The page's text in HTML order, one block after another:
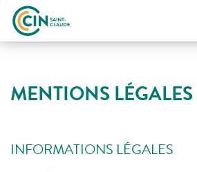
MENTIONS LÉGALES
INFORMATIONS LÉGALES